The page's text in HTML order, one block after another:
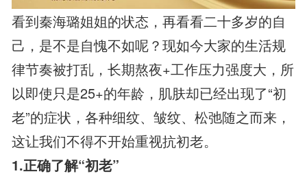
看到秦海璐姐姐的状态，再看看二十多岁的自
己，是不是自愧不如呢？现如今大家的生活规
律节奏被打乱，长期熬夜+工作压力强度大，所
以即使只是25+的年龄，肌肤却已经出现了“初
老”的症状，各种细纹、皱纹、松弛随之而来，
这让我们不得不开始重视抗初老。
1.正确了解“初老”